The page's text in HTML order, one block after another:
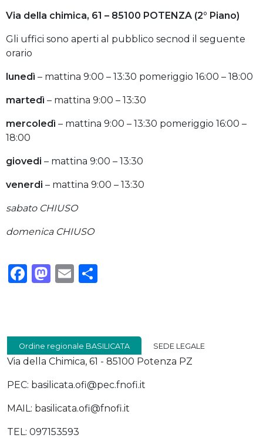
Via della chimica, 61 – 85100 POTENZA (2° Piano)
Gli uffici sono aperti al pubblico secnod il seguente
orario
lunedì – mattina 9:00 – 13:30 pomeriggio 16:00 – 18:00
martedì – mattina 9:00 – 13:30
mercoledì – mattina 9:00 – 13:30 pomeriggio 16:00 –
18:00
giovedi – mattina 9:00 – 13:30
venerdi – mattina 9:00 – 13:30
sabato CHIUSO
domenica CHIUSO
Facebook
Mastodon
Email
Ordine regionale BASILICATA SEDE LEGALE
Via della Chimica, 61 - 85100 Potenza PZ
PEC: basilicata.ofi@pec.fnofi.it
MAIL: basilicata.ofi@fnofi.it
TEL: 097153593